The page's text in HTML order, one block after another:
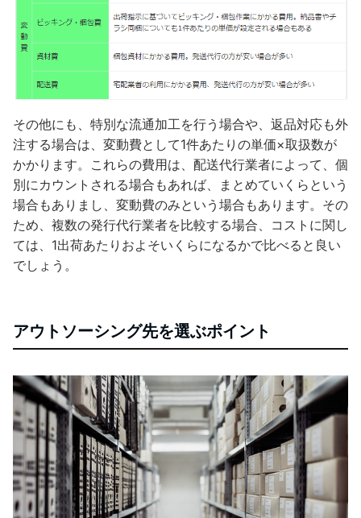
その他にも、特別な流通加工を行う場合や、返品対応も外
注する場合は、変動費として1件あたりの単価×取扱数が
かかります。これらの費用は、配送代行業者によって、個
別にカウントされる場合もあれば、まとめていくらという
場合もありまし、変動費のみという場合もあります。その
ため、複数の発行代行業者を比較する場合、コストに関し
ては、1出荷あたりおよそいくらになるかで比べると良い
でしょう。
アウトソーシング先を選ぶポイント